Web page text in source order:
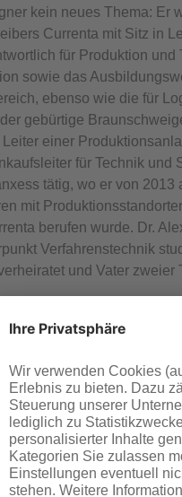
kein neues Thema: Er
Currenta mit Sitz in
für Produktion und
sowie das
ebenso wie die für
gebürtige
einer
für Technik und
tätig, wo er von
mit
berufen wurde. Dr.
Verfahrenstechnik
und Vater zweier
Dr. Joachim Kreysing
Unternehmen ist
und Dr. Joachim
in Personalunion die
des
Verwaltungs GmbH wie
zeichnen, bei
ist.